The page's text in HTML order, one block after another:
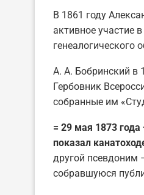
В 1861 году
активное участие
генеалогического
А. А. Бобринский в
Гербовник
собранные им
= 29 мая 1873
показал
другой псевдоним
собравшуюся